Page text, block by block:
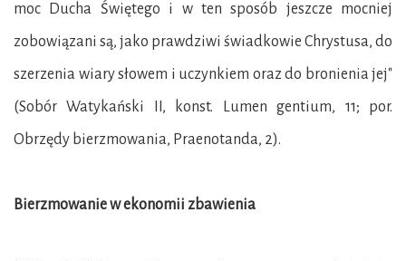
moc Ducha Świętego i w ten sposób jeszcze mocniej
zobowiązani są, jako prawdziwi świadkowie Chrystusa, do
szerzenia wiary słowem i uczynkiem oraz do bronienia jej"
(Sobór Watykański II, konst. Lumen gentium, 11; por.
Obrzędy bierzmowania, Praenotanda, 2).
Bierzmowanie w ekonomii zbawienia